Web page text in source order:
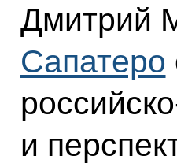
Дмитрий
Сапатеро
и